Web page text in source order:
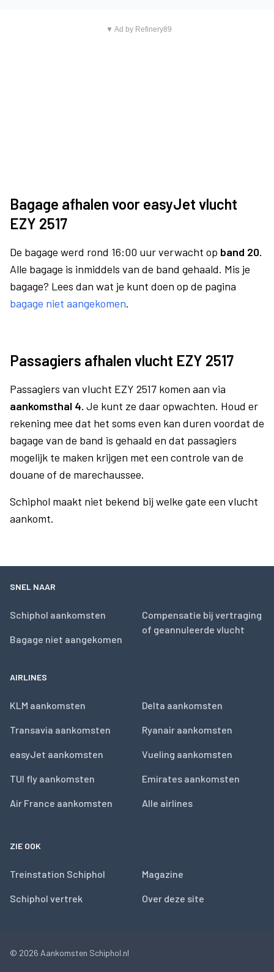
▼ Ad by Refinery89
Bagage afhalen voor easyJet vlucht
EZY 2517
De bagage werd rond 16:00 uur verwacht op band 20.
Alle bagage is inmiddels van de band gehaald. Mis je
bagage? Lees dan wat je kunt doen op de pagina
bagage niet aangekomen.
Passagiers afhalen vlucht EZY 2517
Passagiers van vlucht EZY 2517 komen aan via
aankomsthal 4. Je kunt ze daar opwachten. Houd er
rekening mee dat het soms even kan duren voordat de
bagage van de band is gehaald en dat passagiers
mogelijk te maken krijgen met een controle van de
douane of de marechaussee.
Schiphol maakt niet bekend bij welke gate een vlucht
aankomt.
SNEL NAAR
Schiphol aankomsten
Bagage niet aangekomen
Compensatie bij vertraging
of geannuleerde vlucht
AIRLINES
KLM aankomsten
Transavia aankomsten
easyJet aankomsten
TUI fly aankomsten
Air France aankomsten
Delta aankomsten
Ryanair aankomsten
Vueling aankomsten
Emirates aankomsten
Alle airlines
ZIE OOK
Treinstation Schiphol
Schiphol vertrek
Magazine
Over deze site
© 2026 Aankomsten Schiphol.nl